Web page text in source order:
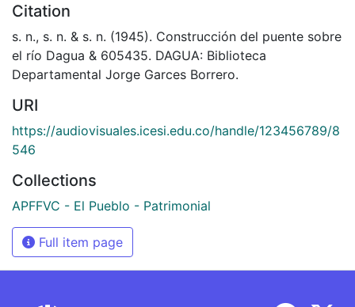
Citation
s. n., s. n. & s. n. (1945). Construcción del puente sobre
el río Dagua & 605435. DAGUA: Biblioteca
Departamental Jorge Garces Borrero.
URI
https://audiovisuales.icesi.edu.co/handle/123456789/8
546
Collections
APFFVC - El Pueblo - Patrimonial
Full item page